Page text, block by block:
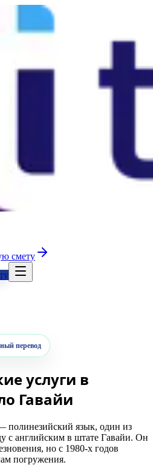
смету
перевод
услуги в
Гавайи
полинезийский язык, один из
с английским в штате Гавайи. Он
но с 1980-х годов
погружения.